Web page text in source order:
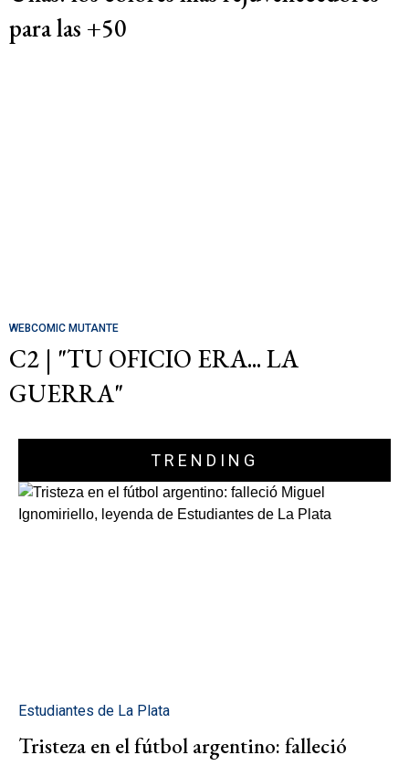
para las +50
WEBCOMIC MUTANTE
C2 | "TU OFICIO ERA... LA
GUERRA"
TRENDING
Estudiantes de La Plata
Tristeza en el fútbol argentino: falleció